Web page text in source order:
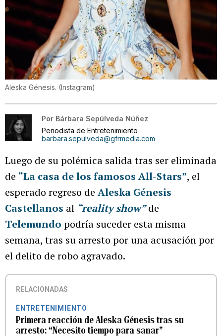
Aleska Génesis. (Instagram)
Por Bárbara Sepúlveda Núñez
Periodista de Entretenimiento
barbara.sepulveda@gfrmedia.com
Luego de su polémica salida tras ser eliminada
de “La casa de los famosos All-Stars”, el
esperado regreso de Aleska Génesis
Castellanos al “reality show” de
Telemundo podría suceder esta misma
semana, tras su arresto por una acusación por
el delito de robo agravado.
RELACIONADAS
ENTRETENIMIENTO
Primera reacción de Aleska Génesis tras su
arresto: “Necesito tiempo para sanar”